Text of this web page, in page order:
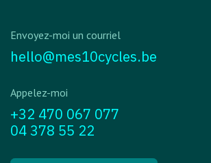
Envoyez-moi un courriel
hello@mes10cycles.be
Appelez-moi
+32 470 067 077
04 378 55 22